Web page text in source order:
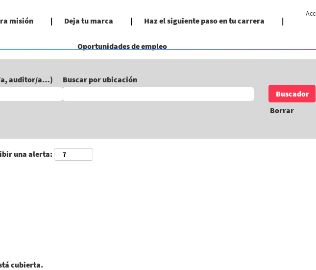
misión Deja tu marca Haz el siguiente paso en tu carrera
Oportunidades de empleo
a, auditor/a…) Buscar por ubicación
Borrar
una alerta:
cubierta.